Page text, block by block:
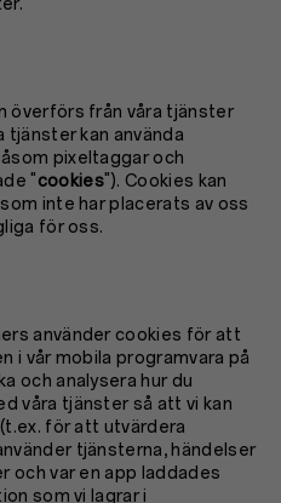
överförs från våra tjänster
tjänster kan använda
pixeltaggar och
"cookies"). Cookies kan
inte har placerats av oss
för oss.
använder cookies för att
vår mobila programvara på
och analysera hur du
våra tjänster så att vi kan
för att utvärdera
tjänsterna, händelser
och var en app laddades
som vi lagrar i